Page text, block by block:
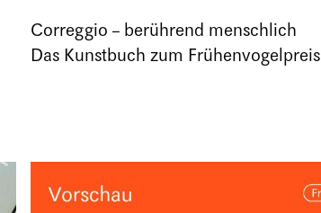
Correggio – berührend menschlich
Das Kunstbuch zum Frühenvogelpreis